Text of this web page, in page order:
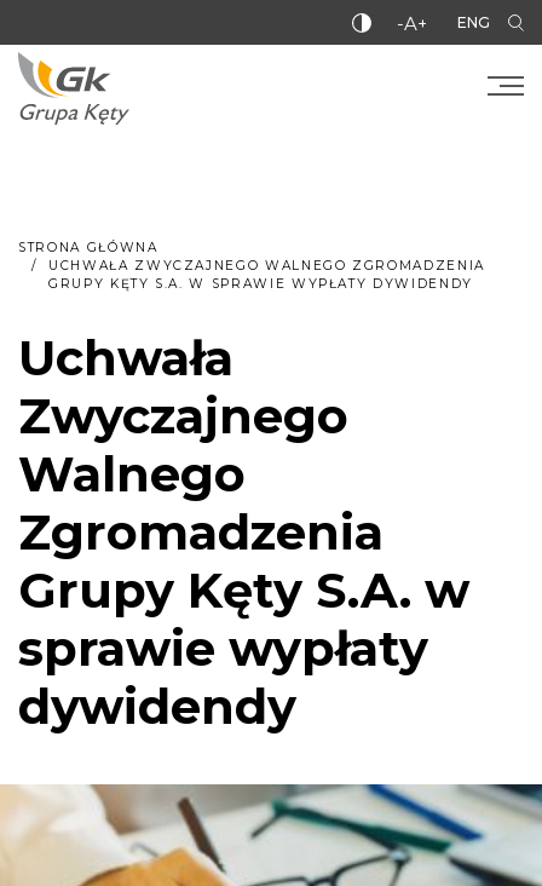
-A+ ENG
STRONA GŁÓWNA
UCHWAŁA ZWYCZAJNEGO WALNEGO ZGROMADZENIA
GRUPY KĘTY S.A. W SPRAWIE WYPŁATY DYWIDENDY
Uchwała
Zwyczajnego
Walnego
Zgromadzenia
Grupy Kęty S.A. w
sprawie wypłaty
dywidendy